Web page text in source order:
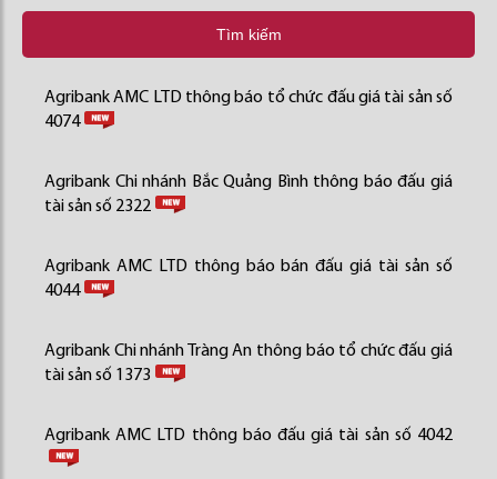
Tìm kiếm
Agribank AMC LTD thông báo tổ chức đấu giá tài sản số
4074
Agribank Chi nhánh Bắc Quảng Bình thông báo đấu giá
tài sản số 2322
Agribank AMC LTD thông báo bán đấu giá tài sản số
4044
Agribank Chi nhánh Tràng An thông báo tổ chức đấu giá
tài sản số 1373
Agribank AMC LTD thông báo đấu giá tài sản số 4042